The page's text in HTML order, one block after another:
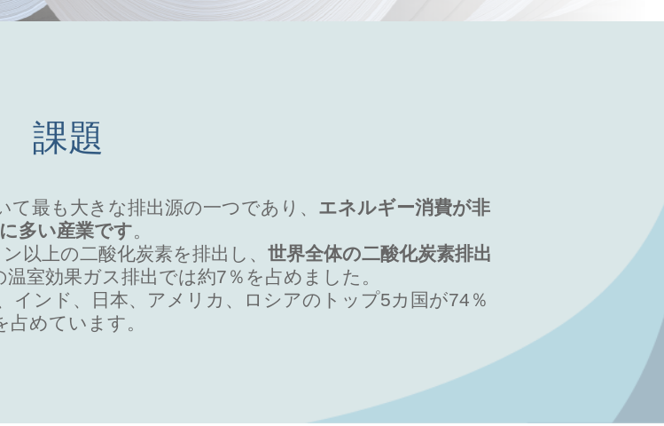
課題
最も大きな排出源の一つであり、 エネルギー消費が非
多い産業です。
以上の二酸化炭素を排出し、 世界全体の二酸化炭素排出
温室効果ガス排出では約7％を占めました。
インド、日本、アメリカ、ロシアのトップ5カ国が74％
占めています。